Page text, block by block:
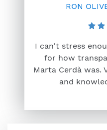
RON
I can't stress
for how
Marta Cerdà was.
and